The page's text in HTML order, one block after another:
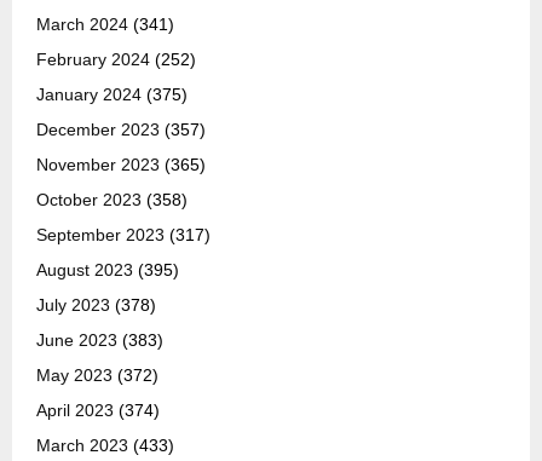
March 2024 (341)
February 2024 (252)
January 2024 (375)
December 2023 (357)
November 2023 (365)
October 2023 (358)
September 2023 (317)
August 2023 (395)
July 2023 (378)
June 2023 (383)
May 2023 (372)
April 2023 (374)
March 2023 (433)